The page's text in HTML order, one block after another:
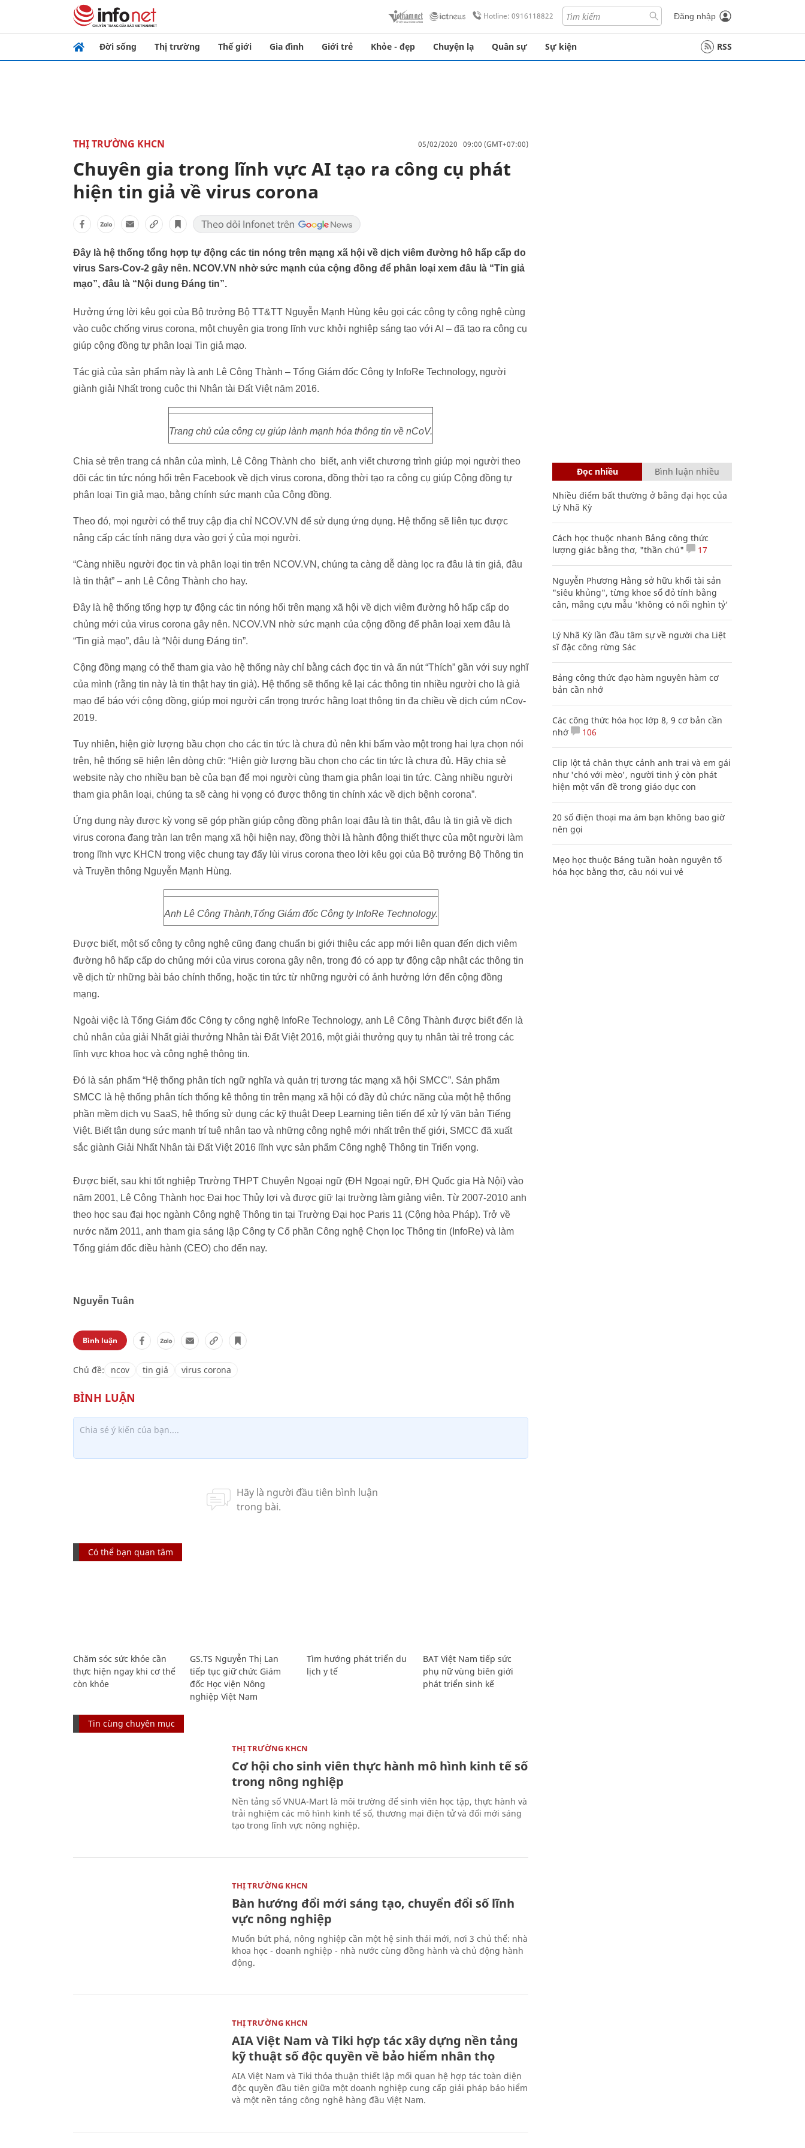
Hotline: 0916118822 Đăng nhập
Đời sống Thị trường Thế giới Gia đình Giới trẻ Khỏe - đẹp Chuyện lạ Quân sự Sự kiện RSS
THỊ TRƯỜNG KHCN 05/02/2020 09:00 (GMT+07:00)
Chuyên gia trong lĩnh vực AI tạo ra công cụ phát
hiện tin giả về virus corona
Đây là hệ thống tổng hợp tự động các tin nóng trên mạng xã hội về dịch viêm đường hô hấp cấp do
virus Sars-Cov-2 gây nên. NCOV.VN nhờ sức mạnh của cộng đồng để phân loại xem đâu là “Tin giả
mạo”, đâu là “Nội dung Đáng tin”.
Hưởng ứng lời kêu gọi của Bộ trưởng Bộ TT&TT Nguyễn Mạnh Hùng kêu gọi các công ty công nghệ cùng
vào cuộc chống virus corona, một chuyên gia trong lĩnh vực khởi nghiệp sáng tạo với AI – đã tạo ra công cụ
giúp cộng đồng tự phân loại Tin giả mạo.
Tác giả của sản phẩm này là anh Lê Công Thành – Tổng Giám đốc Công ty InfoRe Technology, người
giành giải Nhất trong cuộc thi Nhân tài Đất Việt năm 2016.
Trang chủ của công cụ giúp lành mạnh hóa thông tin về nCoV.
Chia sẻ trên trang cá nhân của mình, Lê Công Thành cho biết, anh viết chương trình giúp mọi người theo
dõi các tin tức nóng hổi trên Facebook về dịch virus corona, đồng thời tạo ra công cụ giúp Cộng đồng tự
phân loại Tin giả mạo, bằng chính sức mạnh của Cộng đồng.
Theo đó, mọi người có thể truy cập địa chỉ NCOV.VN để sử dụng ứng dụng. Hệ thống sẽ liên tục được
nâng cấp các tính năng dựa vào gợi ý của mọi người.
“Càng nhiều người đọc tin và phân loại tin trên NCOV.VN, chúng ta càng dễ dàng lọc ra đâu là tin giả, đâu
là tin thật” – anh Lê Công Thành cho hay.
Đây là hệ thống tổng hợp tự động các tin nóng hổi trên mạng xã hội về dịch viêm đường hô hấp cấp do
chủng mới của virus corona gây nên. NCOV.VN nhờ sức mạnh của cộng đồng để phân loại xem đâu là
“Tin giả mạo”, đâu là “Nội dung Đáng tin”.
Cộng đồng mạng có thể tham gia vào hệ thống này chỉ bằng cách đọc tin và ấn nút “Thích” gần với suy nghĩ
của mình (rằng tin này là tin thật hay tin giả). Hệ thống sẽ thống kê lại các thông tin nhiều người cho là giả
mạo để báo với cộng đồng, giúp mọi người cẩn trọng trước hằng loạt thông tin đa chiều về dịch cúm nCov-
2019.
Tuy nhiên, hiện giờ lượng bầu chọn cho các tin tức là chưa đủ nên khi bấm vào một trong hai lựa chọn nói
trên, hệ thống sẽ hiện lên dòng chữ: “Hiện giờ lượng bầu chọn cho các tin tức là chưa đủ. Hãy chia sẻ
website này cho nhiều bạn bè của bạn để mọi người cùng tham gia phân loại tin tức. Càng nhiều người
tham gia phân loại, chúng ta sẽ càng hi vọng có được thông tin chính xác về dịch bệnh corona”.
Ứng dụng này được kỳ vọng sẽ góp phần giúp cộng đồng phân loại đâu là tin thật, đâu là tin giả về dịch
virus corona đang tràn lan trên mạng xã hội hiện nay, đồng thời là hành động thiết thực của một người làm
trong lĩnh vực KHCN trong việc chung tay đẩy lùi virus corona theo lời kêu gọi của Bộ trưởng Bộ Thông tin
và Truyền thông Nguyễn Mạnh Hùng.
Anh Lê Công Thành,Tổng Giám đốc Công ty InfoRe Technology.
Được biết, một số công ty công nghệ cũng đang chuẩn bị giới thiệu các app mới liên quan đến dịch viêm
đường hô hấp cấp do chủng mới của virus corona gây nên, trong đó có app tự động cập nhật các thông tin
về dịch từ những bài báo chính thống, hoặc tin tức từ những người có ảnh hưởng lớn đến cộng đồng
mạng.
Ngoài việc là Tổng Giám đốc Công ty công nghệ InfoRe Technology, anh Lê Công Thành được biết đến là
chủ nhân của giải Nhất giải thưởng Nhân tài Đất Việt 2016, một giải thưởng quy tụ nhân tài trẻ trong các
lĩnh vực khoa học và công nghệ thông tin.
Đó là sản phẩm “Hệ thống phân tích ngữ nghĩa và quản trị tương tác mạng xã hội SMCC”. Sản phẩm
SMCC là hệ thống phân tích thống kê thông tin trên mạng xã hội có đầy đủ chức năng của một hệ thống
phần mềm dịch vụ SaaS, hệ thống sử dụng các kỹ thuật Deep Learning tiên tiến để xử lý văn bản Tiếng
Việt. Biết tận dụng sức mạnh trí tuệ nhân tạo và những công nghệ mới nhất trên thế giới, SMCC đã xuất
sắc giành Giải Nhất Nhân tài Đất Việt 2016 lĩnh vực sản phẩm Công nghệ Thông tin Triển vọng.
Được biết, sau khi tốt nghiệp Trường THPT Chuyên Ngoại ngữ (ĐH Ngoại ngữ, ĐH Quốc gia Hà Nội) vào
năm 2001, Lê Công Thành học Đại học Thủy lợi và được giữ lại trường làm giảng viên. Từ 2007-2010 anh
theo học sau đại học ngành Công nghệ Thông tin tại Trường Đại học Paris 11 (Cộng hòa Pháp). Trở về
nước năm 2011, anh tham gia sáng lập Công ty Cổ phần Công nghệ Chọn lọc Thông tin (InfoRe) và làm
Tổng giám đốc điều hành (CEO) cho đến nay.
Nguyễn Tuân
Bình luận
Chủ đề: ncov tin giả virus corona
Có thể bạn quan tâm
Chăm sóc sức khỏe cần
thực hiện ngay khi cơ thể
còn khỏe
GS.TS Nguyễn Thị Lan
tiếp tục giữ chức Giám
đốc Học viện Nông
nghiệp Việt Nam
Tìm hướng phát triển du
lịch y tế
BAT Việt Nam tiếp sức
phụ nữ vùng biên giới
phát triển sinh kế
Tin cùng chuyên mục
THỊ TRƯỜNG KHCN
Cơ hội cho sinh viên thực hành mô hình kinh tế số
trong nông nghiệp
Nền tảng số VNUA-Mart là môi trường để sinh viên học tập, thực hành và
trải nghiệm các mô hình kinh tế số, thương mại điện tử và đổi mới sáng
tạo trong lĩnh vực nông nghiệp.
THỊ TRƯỜNG KHCN
Bàn hướng đổi mới sáng tạo, chuyển đổi số lĩnh
vực nông nghiệp
Muốn bứt phá, nông nghiệp cần một hệ sinh thái mới, nơi 3 chủ thể: nhà
khoa học - doanh nghiệp - nhà nước cùng đồng hành và chủ động hành
động.
THỊ TRƯỜNG KHCN
AIA Việt Nam và Tiki hợp tác xây dựng nền tảng
kỹ thuật số độc quyền về bảo hiểm nhân thọ
AIA Việt Nam và Tiki thỏa thuận thiết lập mối quan hệ hợp tác toàn diện
độc quyền đầu tiên giữa một doanh nghiệp cung cấp giải pháp bảo hiểm
và một nền tảng công nghê hàng đầu Việt Nam.
Đọc nhiều Bình luận nhiều
Nhiều điểm bất thường ở bằng đại học của
Lý Nhã Kỳ
Cách học thuộc nhanh Bảng công thức
lượng giác bằng thơ, "thần chú"
17
Nguyễn Phương Hằng sở hữu khối tài sản
"siêu khủng", từng khoe sổ đỏ tính bằng
cân, mắng cựu mẫu 'không có nổi nghìn tỷ'
Lý Nhã Kỳ lần đầu tâm sự về người cha Liệt
sĩ đặc công rừng Sác
Bảng công thức đạo hàm nguyên hàm cơ
bản cần nhớ
Các công thức hóa học lớp 8, 9 cơ bản cần
nhớ
106
Clip lột tả chân thực cảnh anh trai và em gái
như 'chó với mèo', người tinh ý còn phát
hiện một vấn đề trong giáo dục con
20 số điện thoại ma ám bạn không bao giờ
nên gọi
Mẹo học thuộc Bảng tuần hoàn nguyên tố
hóa học bằng thơ, câu nói vui vẻ